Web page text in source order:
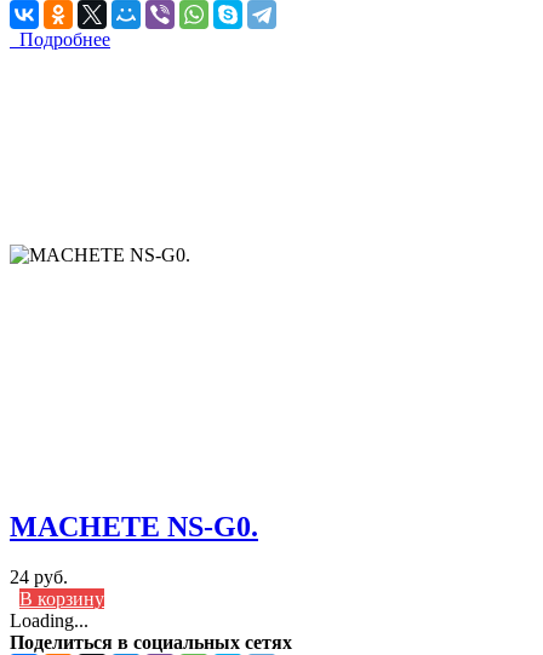
Подробнее
MACHETE NS-G0.
24 руб.
В корзину
Loading...
Поделиться в социальных сетях